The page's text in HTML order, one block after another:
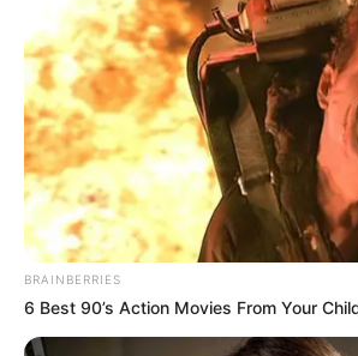
una solicitud reiterada en los distintos
acreditación del río”.
Quiroga reclamómedidas reales
que
contaminación, reparen el daño
y restituyan la relación de las
con este afluente vital: “Ecopetrol
lo
gente debe volver a tener garantías de
Magdalena es su vida, de que es parte
vivir”.
Por su parte,Carlos Gallón, integrante
Sindical Obrera (USO), resaltó la
BRAINBERRIES
6 Best 90’s Action Movies From Your